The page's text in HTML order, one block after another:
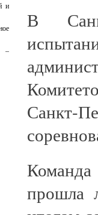
и
–
В
Санкт-
прошла